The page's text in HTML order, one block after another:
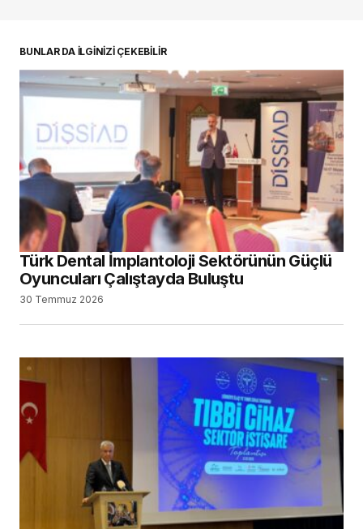
BUNLAR DA İLGİNİZİ ÇEKEBİLİR
Türk Dental İmplantoloji Sektörünün Güçlü
Oyuncuları Çalıştayda Buluştu
30 Temmuz 2026